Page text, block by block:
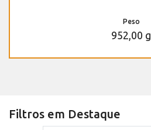
Peso
952,00 g
Filtros em Destaque